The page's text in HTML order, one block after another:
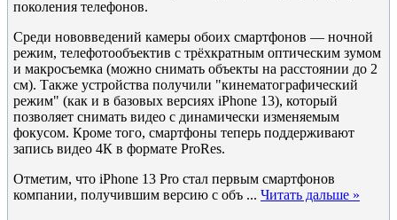
поколения телефонов.
Среди нововведений камеры обоих смартфонов — ночной
режим, телефотообъектив с трёхкратным оптическим зумом
и макросъемка (можно снимать объекты на расстоянии до 2
см). Также устройства получили "кинематографический
режим" (как и в базовых версиях iPhone 13), который
позволяет снимать видео с динамически изменяемым
фокусом. Кроме того, смартфоны теперь поддерживают
запись видео 4К в формате ProRes.
Отметим, что iPhone 13 Pro стал первым смартфонов
компании, получившим версию с объ ... Читать дальше »